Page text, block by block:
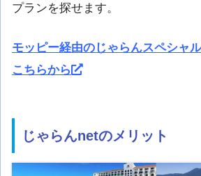
プランを探せます。
モッピー経由のじゃらんスペシャ
こちらから
じゃらんnetのメリット